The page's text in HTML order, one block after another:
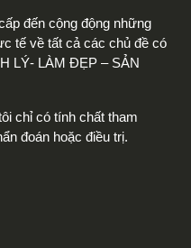
đến cộng động những
tế về tất cả các chủ đề có
LÝ- LÀM ĐẸP – SẢN
chỉ có tính chất tham
đoán hoặc điều trị.